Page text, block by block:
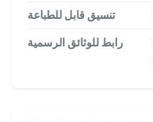
تنسيق قابل للطباعة
رابط للوثائق الرسمية